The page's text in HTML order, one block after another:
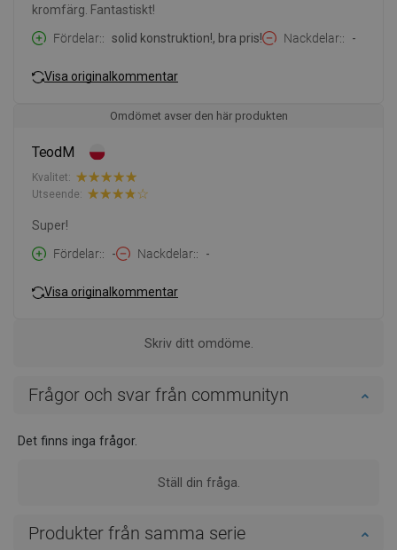
kromfärg. Fantastiskt!
Fördelar:
solid konstruktion!, bra pris! Nackdelar: -
Visa originalkommentar
Omdömet avser den här produkten
TeodM
Kvalitet:
Utseende:
Super!
Fördelar:
- Nackdelar: -
Visa originalkommentar
Skriv ditt omdöme.
Frågor och svar från communityn
Det finns inga frågor.
Ställ din fråga.
Produkter från samma serie